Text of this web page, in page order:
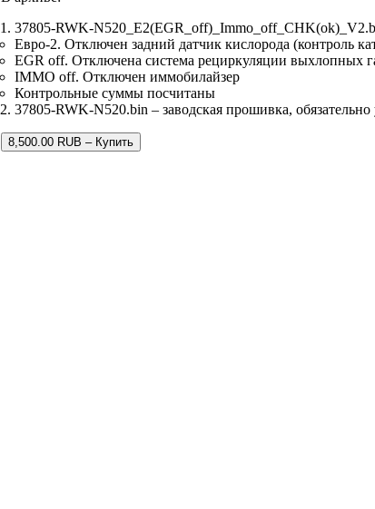
37805-RWK-
Евро-2. Отключен задний датчик кислорода (контроль
EGR off. Отключена система рециркуляции выхлопных
IMMO off. Отключен иммобилайзер
Контрольные суммы посчитаны
37805-RWK-N520.bin – заводская прошивка,
8,500.00 RUB – Купить